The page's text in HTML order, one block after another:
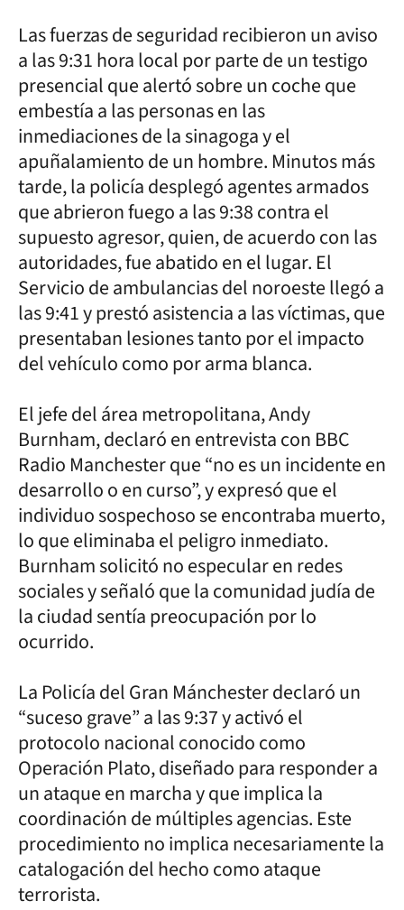
Las fuerzas de seguridad recibieron un aviso
a las 9:31 hora local por parte de un testigo
presencial que alertó sobre un coche que
embestía a las personas en las
inmediaciones de la sinagoga y el
apuñalamiento de un hombre. Minutos más
tarde, la policía desplegó agentes armados
que abrieron fuego a las 9:38 contra el
supuesto agresor, quien, de acuerdo con las
autoridades, fue abatido en el lugar. El
Servicio de ambulancias del noroeste llegó a
las 9:41 y prestó asistencia a las víctimas, que
presentaban lesiones tanto por el impacto
del vehículo como por arma blanca.
El jefe del área metropolitana, Andy
Burnham, declaró en entrevista con BBC
Radio Manchester que “no es un incidente en
desarrollo o en curso”, y expresó que el
individuo sospechoso se encontraba muerto,
lo que eliminaba el peligro inmediato.
Burnham solicitó no especular en redes
sociales y señaló que la comunidad judía de
la ciudad sentía preocupación por lo
ocurrido.
La Policía del Gran Mánchester declaró un
“suceso grave” a las 9:37 y activó el
protocolo nacional conocido como
Operación Plato, diseñado para responder a
un ataque en marcha y que implica la
coordinación de múltiples agencias. Este
procedimiento no implica necesariamente la
catalogación del hecho como ataque
terrorista.